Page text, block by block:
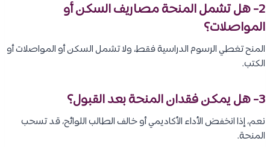
2- هل تشمل المنحة مصاريف السكن أو
المواصلات؟
المنح تغطي الرسوم الدراسية فقط، ولا تشمل السكن أو المواصلات أو
الكتب.
3- هل يمكن فقدان المنحة بعد القبول؟
نعم، إذا انخفض الأداء الأكاديمي أو خالف الطالب اللوائح، قد تسحب
المنحة.